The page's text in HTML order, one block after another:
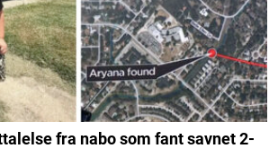
fra nabo som fant savnet 2-